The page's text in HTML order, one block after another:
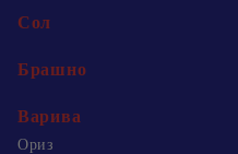
Сол
Брашно
Варива
Ориз